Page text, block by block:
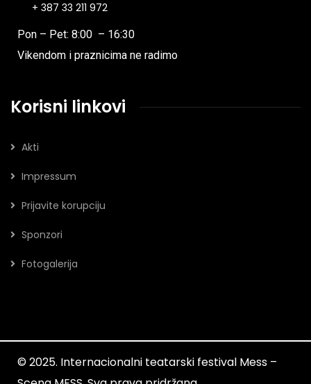
+ 387 33 211 972
Pon – Pet: 8:00 – 16:30
Vikendom i praznicima ne radimo
Korisni linkovi
Akti
Impressum
Prijavite korupciju
Sponzori
Fotogalerija
© 2025. Internacionalni teatarski festival Mess –